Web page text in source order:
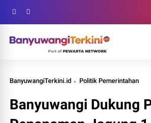
BanyuwangiTerkini.id Politik Pemerintahan
Banyuwangi Dukung